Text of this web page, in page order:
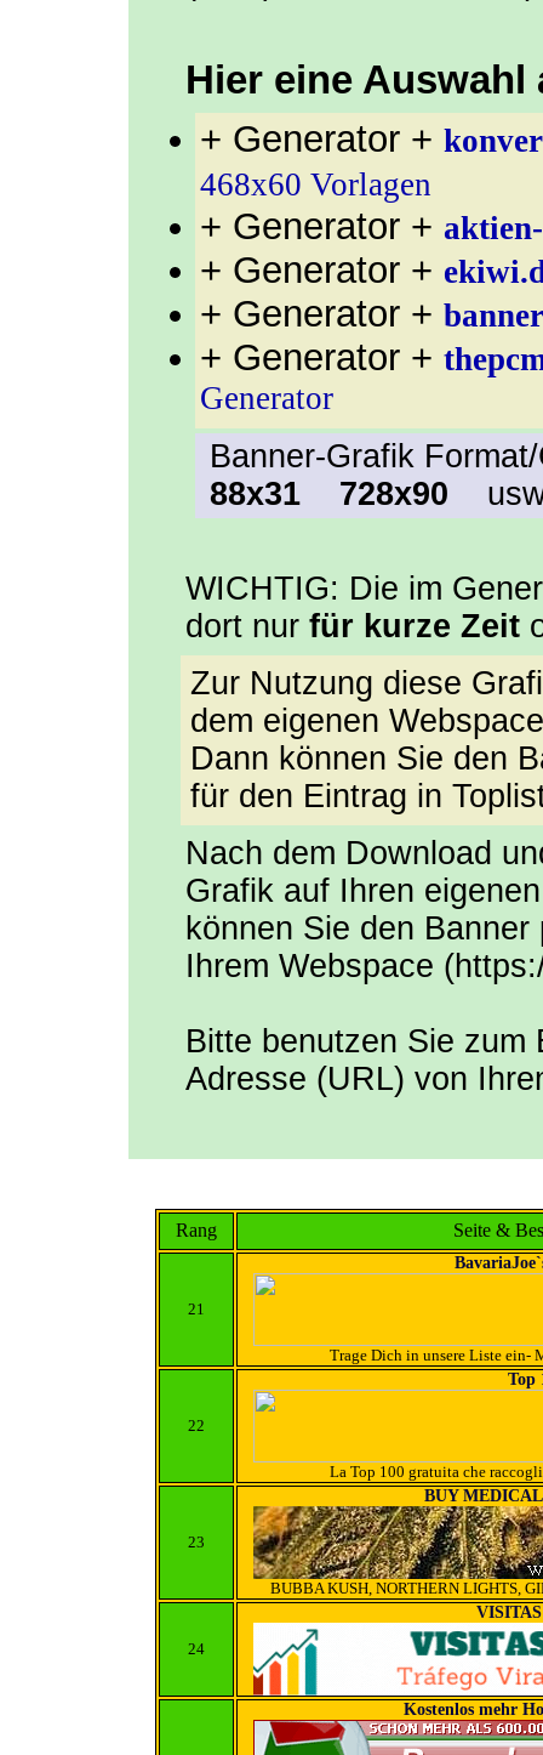
Hier eine Auswahl
+ Generator +
468x60 Vorlagen
+ Generator +
+ Generator +
+ Generator +
+ Generator +
Generator
Banner-Grafik
88x31
728x90
WICHTIG: Die im
dort nur für kurze Zeit
Zur Nutzung diese
dem eigenen
Dann können Sie den
für den Eintrag in
Nach dem Download
Grafik auf Ihren
können Sie den
Ihrem Webspace
Bitte benutzen Sie zum
Adresse (URL) von
Rang Seite &
21
Trage Dich in unsere Liste ein-
22
Top
La Top 100 gratuita che
23
BUY
BUBBA KUSH, NORTHERN LIGHTS,
24
Kostenlos mehr